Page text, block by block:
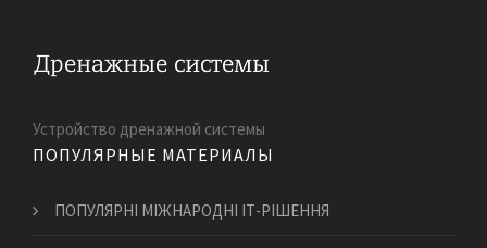
Устройство дренажной системы
ПОПУЛЯРНЫЕ МАТЕРИАЛЫ
ПОПУЛЯРНІ МІЖНАРОДНІ ІТ-РІШЕННЯ